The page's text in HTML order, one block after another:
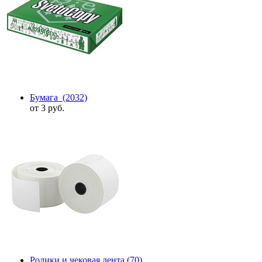
Бумага (2032)
от 3 руб.
Ролики и чековая лента (70)